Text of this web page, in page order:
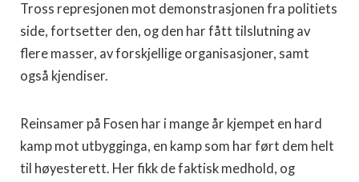
Tross represjonen mot demonstrasjonen fra politiets
side, fortsetter den, og den har fått tilslutning av
flere masser, av forskjellige organisasjoner, samt
også kjendiser.
Reinsamer på Fosen har i mange år kjempet en hard
kamp mot utbygginga, en kamp som har ført dem helt
til høyesterett. Her fikk de faktisk medhold, og